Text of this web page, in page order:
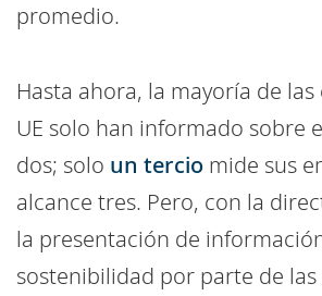
promedio.
Hasta ahora, la mayoría de las
UE solo han informado sobre
dos; solo un tercio mide sus
alcance tres. Pero, con la
la presentación de
sostenibilidad por parte de las